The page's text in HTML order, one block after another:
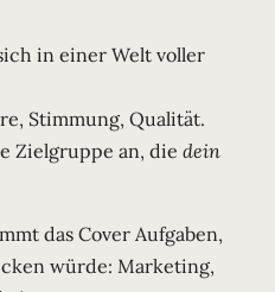
in einer Welt voller
Stimmung, Qualität.
Zielgruppe an, die dein
das Cover Aufgaben,
würde: Marketing,